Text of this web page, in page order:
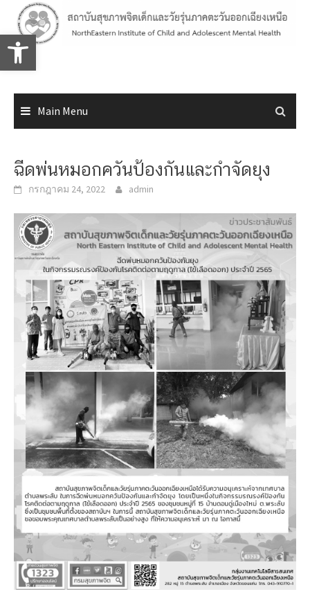
Open toolbar
content
Main Menu
ฉีดพ่นหมอกควันป้องกันและกำจัดยุง
กรกฎาคม 24, 2022 admin